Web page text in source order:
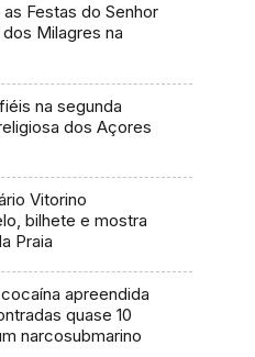
Festas do Senhor
Milagres na
na segunda
dos Açores
Vitorino
bilhete e mostra
Praia
apreendida
quase 10
narcosubmarino